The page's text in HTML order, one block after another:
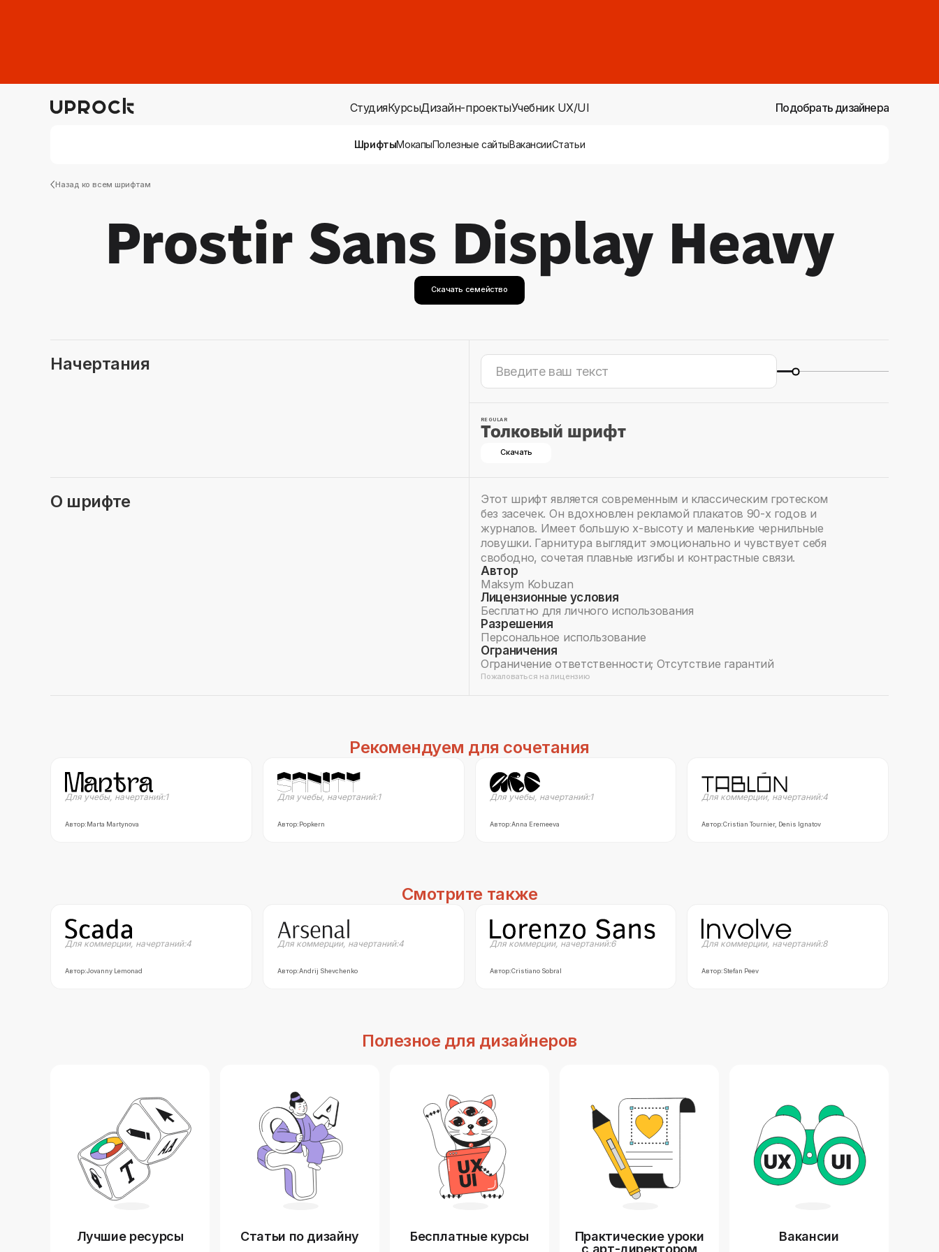
СтудияКурсыДизайн-проектыУчебник UX/UI
ШрифтыМокапыПолезные сайтыВакансииСтатьи
Подобрать дизайнера
Назад ко всем шрифтам
Prostir Sans Display Heavy
Скачать семейство
Начертания
REGULAR
Толковый шрифт
Скачать
О шрифте
Этот шрифт является современным и классическим гротеском
без засечек. Он вдохновлен рекламой плакатов 90-х годов и
журналов. Имеет большую х-высоту и маленькие чернильные
ловушки. Гарнитура выглядит эмоционально и чувствует себя
свободно, сочетая плавные изгибы и контрастные связи.
Автор
Maksym Kobuzan
Лицензионные условия
Бесплатно для личного использования
Разрешения
Персональное использование
Ограничения
Ограничение ответственности; Отсутствие гарантий
Пожаловаться на лицензию
Рекомендуем для сочетания
Для учебы, начертаний:1
Автор:Marta Martynova
Для учебы, начертаний:1
Автор:Popkern
Для учебы, начертаний:1
Автор:Anna Eremeeva
Для коммерции, начертаний:4
Автор:Cristian Tournier, Denis Ignatov
Смотрите также
Для коммерции, начертаний:4
Автор:Jovanny Lemonad
Для коммерции, начертаний:4
Автор:Andrij Shevchenko
Для коммерции, начертаний:6
Автор:Cristiano Sobral
Для коммерции, начертаний:8
Автор:Stefan Peev
Полезное для дизайнеров
Лучшие ресурсы Статьи по дизайну Бесплатные курсы
Практические уроки
с арт-директором
Вакансии